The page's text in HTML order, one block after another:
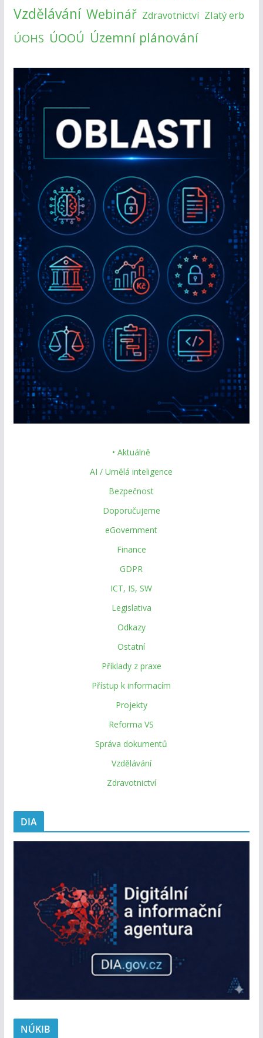
Vzdělávání Webinář Zdravotnictví Zlatý erb
ÚOHS ÚOOÚ Územní plánování
• Aktuálně
AI / Umělá inteligence
Bezpečnost
Doporučujeme
eGovernment
Finance
GDPR
ICT, IS, SW
Legislativa
Odkazy
Ostatní
Příklady z praxe
Přístup k informacím
Projekty
Reforma VS
Správa dokumentů
Vzdělávání
Zdravotnictví
DIA
NÚKIB